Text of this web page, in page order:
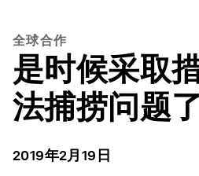
全球合作
是时候采取
法捕捞问题了
2019年2月19日